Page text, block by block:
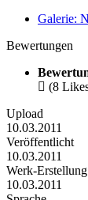
Galerie:
Bewertungen
 (8
Upload
10.03.2011
Veröffentlicht
10.03.2011
Werk-Erstellung
10.03.2011